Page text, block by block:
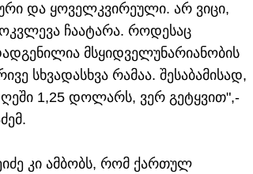
და ყოველკვირეული. არ ვიცი,
ჩაატარა. როდესაც
მსყიდველუნარიანობის
სხვადასხვა რამაა. შესაბამისად,
1,25 დოლარს, ვერ გეტყვით",-
კი ამბობს, რომ ქართულ